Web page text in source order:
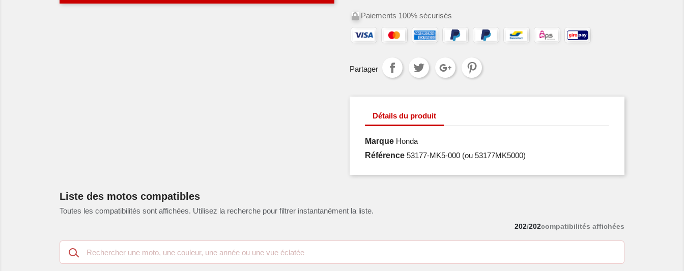
Paiements 100% sécurisés
Partager
Détails du produit
Marque Honda
Référence 53177-MK5-000 (ou 53177MK5000)
Liste des motos compatibles
Toutes les compatibilités sont affichées. Utilisez la recherche pour filtrer instantanément la liste.
202/202compatibilités affichées
Recherche
dans
les